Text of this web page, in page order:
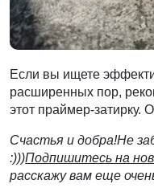
Если вы ищете
расширенных пор,
этот праймер-затирку.
Счастья и добра!Не
:)))Подпишитесь на
расскажу вам еще